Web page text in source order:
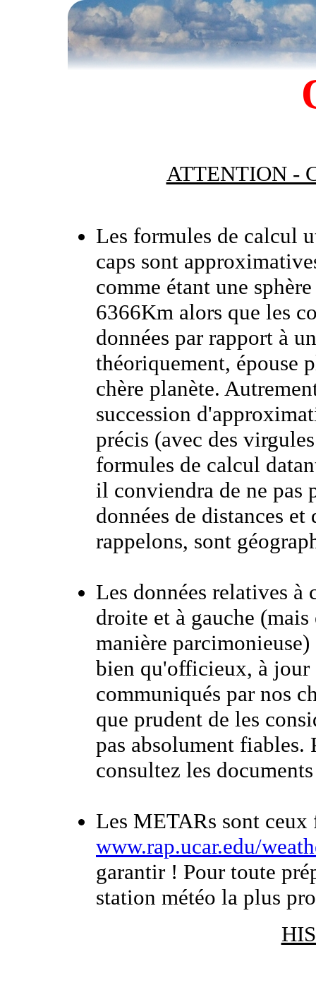
ATTENTION -
Les formules de calcul
caps sont
comme étant une
6366Km alors que les
données par rapport à
théoriquement, épouse
chère planète.
succession
précis (avec des
formules de calcul
il conviendra de ne pas
données de distances
rappelons, sont
Les données relatives à
droite et à gauche
manière
bien qu'officieux, à jour
communiqués par nos
que prudent de les
pas absolument
consultez les
Les METARs sont
www.rap.ucar.edu/
garantir ! Pour toute
station météo la plus